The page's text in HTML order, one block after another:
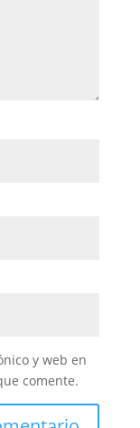
y web en
comente.